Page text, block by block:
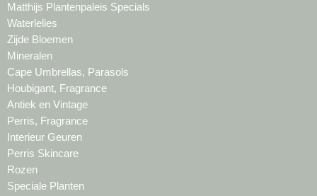
Matthijs Plantenpaleis Specials
Waterlelies
Zijde Bloemen
Mineralen
Cape Umbrellas, Parasols
Houbigant, Fragrance
Antiek en Vintage
Perris, Fragrance
Interieur Geuren
Perris Skincare
Rozen
Speciale Planten